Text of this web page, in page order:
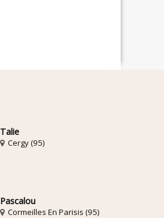
Talie
Cergy (95)
Pascalou
Cormeilles En Parisis (95)